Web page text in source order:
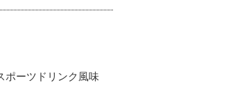
ポーツドリンク風味